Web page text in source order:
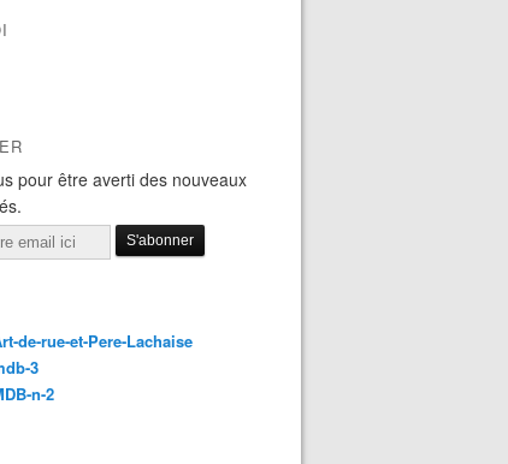
pour être averti des nouveaux
de-rue-et-Pere-Lachaise
3
n-2